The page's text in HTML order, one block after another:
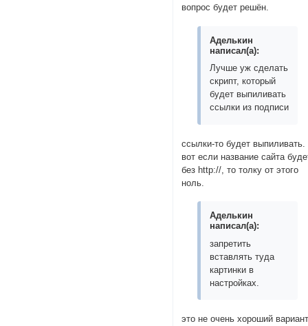
вопрос будет решён.
Аделькин
написал(а):
Лучше уж сделать
скрипт, который
будет выпиливать
ссылки из подписи
ссылки-то будет выпиливать.
вот если название сайта
без http://, то толку от этого
ноль.
Аделькин
написал(а):
запретить
вставлять туда
картинки в
настройках.
это не очень хороший